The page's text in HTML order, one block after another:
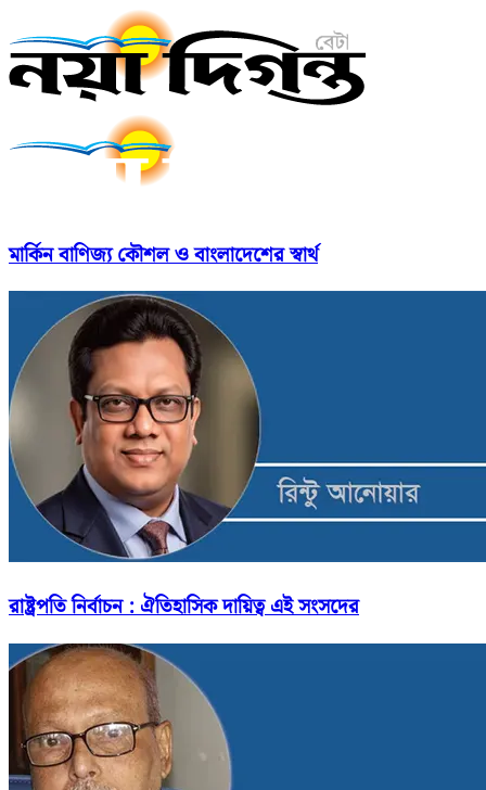
মার্কিন বাণিজ্য কৌশল ও বাংলাদেশের স্বার্থ
রাষ্ট্রপতি নির্বাচন : ঐতিহাসিক দায়িত্ব এই সংসদের